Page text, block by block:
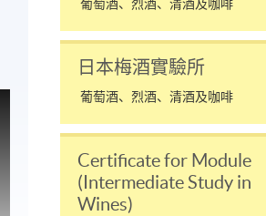
葡萄酒、烈酒、清酒及咖啡
日本梅酒實驗所
葡萄酒、烈酒、清酒及咖啡
Certificate for Module
(Intermediate Study in
Wines)